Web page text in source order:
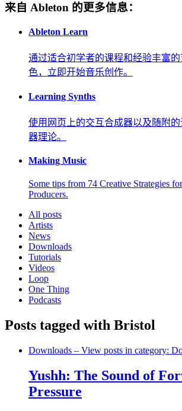
来自 Ableton 的更多信息：
Ableton Learn
通过适合初学者的课程和经验丰富
色，立即开始音乐创作。
Learning Synths
使用网页上的交互合成器以及随附
器理论。
Making Music
Some tips from 74 Creative Strategies
Producers.
All posts
Artists
News
Downloads
Tutorials
Videos
Loop
One Thing
Podcasts
Posts tagged with Bristol
Downloads – View posts in category:
Yushh: The Sound of
Pressure